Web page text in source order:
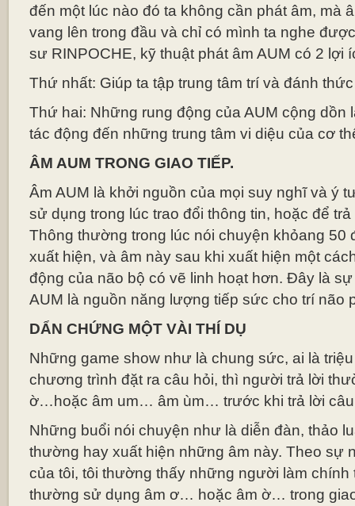
đến một lúc nào đó ta không cần phát âm, mà
vang lên trong đầu và chỉ có mình ta nghe
sư RINPOCHE, kỹ thuật phát âm AUM có 2 lợi
Thứ nhất: Giúp ta tập trung tâm trí và đánh
Thứ hai: Những rung động của AUM cộng dồn
tác động đến những trung tâm vi diệu của cơ
ÂM AUM TRONG GIAO TIẾP.
Âm AUM là khởi nguồn của mọi suy nghĩ và ý
sử dụng trong lúc trao đổi thông tin, hoặc để
Thông thường trong lúc nói chuyện khỏang 50
xuất hiện, và âm này sau khi xuất hiện một
động của não bộ có vẽ linh hoạt hơn. Đây là
AUM là nguồn năng lượng tiếp sức cho trí não
DẨN CHỨNG MỘT VÀI THÍ DỤ
Những game show như là chung sức, ai là
chương trình đặt ra câu hỏi, thì người trả lời
ờ…hoặc âm um… âm ùm… trước khi trả lời câu
Những buổi nói chuyện như là diễn đàn, thảo
thường hay xuất hiện những âm này. Theo sự
của tôi, tôi thường thấy những người làm chính
thường sử dụng âm ơ… hoặc âm ờ… trong